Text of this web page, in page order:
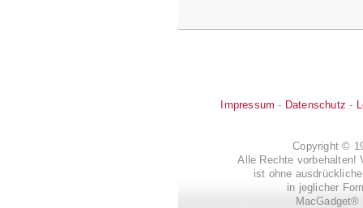
Impressum - Datenschutz -
Copyright ©
Alle Rechte vorbehalten!
ist ohne
in jeglicher
MacGadget®